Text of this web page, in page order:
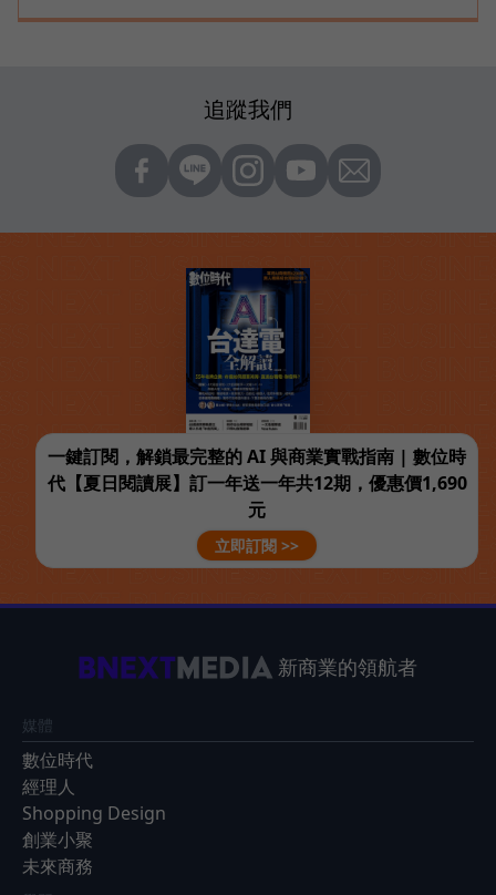
追蹤我們
一鍵訂閱，解鎖最完整的 AI 與商業實戰指南 | 數位時
代【夏日閱讀展】訂一年送一年共12期，優惠價1,690
元
立即訂閱 >>
新商業的領航者
媒體
數位時代
經理人
Shopping Design
創業小聚
未來商務